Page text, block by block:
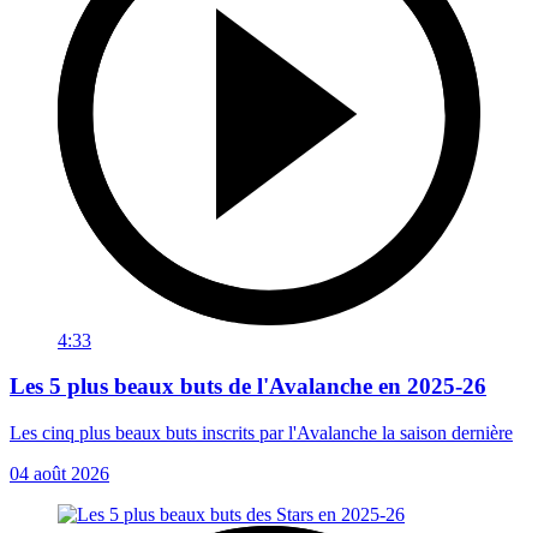
4:33
Les 5 plus beaux buts de l'Avalanche en 2025-26
Les cinq plus beaux buts inscrits par l'Avalanche la saison dernière
04 août 2026